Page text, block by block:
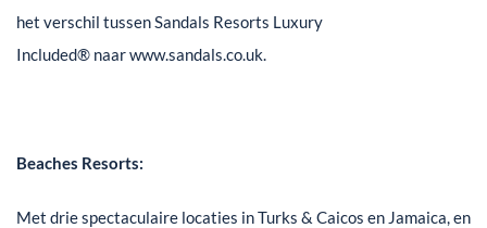
het verschil tussen Sandals Resorts Luxury
Included® naar www.sandals.co.uk.
Beaches Resorts:
Met drie spectaculaire locaties in Turks & Caicos en Jamaica, en